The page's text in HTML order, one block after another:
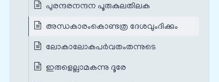
പുരന്ദരനന്ദന പൂരുകുലതിലക
അന്ധകാരംകൊണ്ടത്ര ദേശവുംദിക്കും
ലോകാലോകപർവതംതന്നുടെ
ഇരുളെല്ലാമകന്നു ദൂരേ